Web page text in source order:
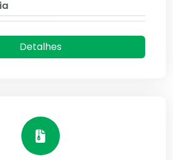
Detalhes